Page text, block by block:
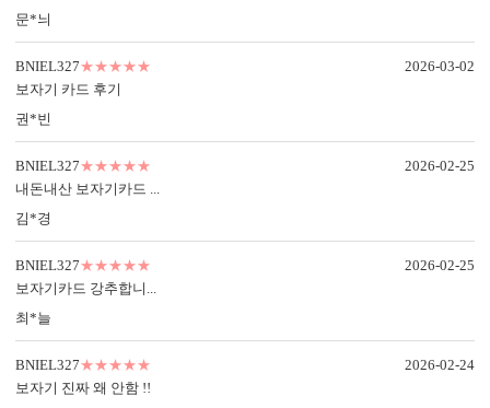
BNIEL327의 제작 공정
특별한 당신과의 만남을 준비하는
BNIEL327의 제작 공법을 확인하세요.
문*늬
BNIEL327★★★★★
보자기 카드 후기
권*빈
2026-03-02
BNIEL327★★★★★
내돈내산 보자기카드 ...
김*경
2026-02-25
BNIEL327★★★★★
보자기카드 강추합니...
최*늘
2026-02-25
BNIEL327★★★★★
보자기 진짜 왜 안함 !!
2026-02-24